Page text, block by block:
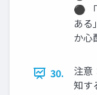
⚫
ある
か心
30.
注意
知す